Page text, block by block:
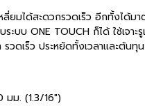
ยมได้สะดวกรวดเร็ว อีกทั้งได้ม
ระบบ ONE TOUCH ก็ได้ ใช้เ
รวดเร็ว ประหยัดทั้งเวลาและต้นทุน
มม. (1.3/16")